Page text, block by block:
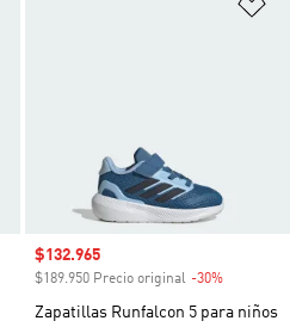
Precio de venta
$132.965
$189.950 Precio original -30%
Zapatillas Runfalcon 5 para niños